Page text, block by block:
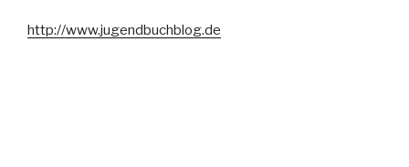
http://www.jugendbuchblog.de